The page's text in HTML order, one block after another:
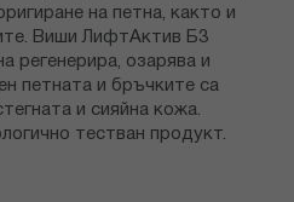
на петна, както и
Виши ЛифтАктив Б3
регенерира, озарява и
петната и бръчките са
и сияйна кожа.
тестван продукт.